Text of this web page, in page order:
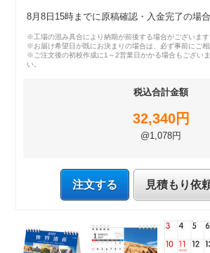
8月8日15時までに原稿確認・入金完了の場合
※工場の混み具合により納期が前後する場合がございます
※お届け希望日が既にお決まりの場合は、必ず事前にご相
※ご注文後の初校作成に1～2営業日かかる場合もござい
い。
税込合計金額
32,340円
@1,078円
注文する 見積もり依